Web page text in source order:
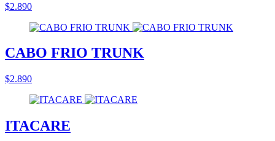
$2.890
CABO FRIO TRUNK
$2.890
ITACARE